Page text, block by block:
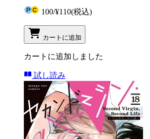
100/¥110(税込)
カートに追加
カートに追加しました
試し読み